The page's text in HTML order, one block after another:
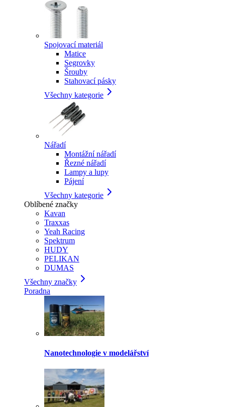
Spojovací materiál
Matice
Segrovky
Šrouby
Stahovací pásky
Všechny kategorie
Nářadí
Montážní nářadí
Řezné nářadí
Lampy a lupy
Pájení
Všechny kategorie
Oblíbené značky
Kavan
Traxxas
Yeah Racing
Spektrum
HUDY
PELIKAN
DUMAS
Všechny značky
Poradna
Nanotechnologie v modelářství